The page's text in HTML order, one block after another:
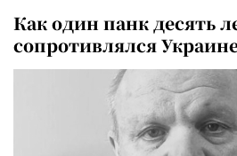
Как один панк десять
сопротивлялся